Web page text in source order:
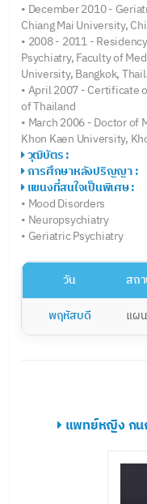
• December 2010 -
Chiang Mai University,
• 2008 - 2011 -
Psychiatry, Faculty of
University, Bangkok,
• April 2007 - Certificate
of Thailand
• March 2006 - Doctor of
Khon Kaen University,
วุฒิบัตร :
การศึกษาหลังปริญญา :
แขนงที่สนใจเป็นพิเศษ :
• Mood Disorders
• Neuropsychiatry
• Geriatric Psychiatry
วัน
สถ
พฤหัสบดี
แผ
แพทย์หญิง กน